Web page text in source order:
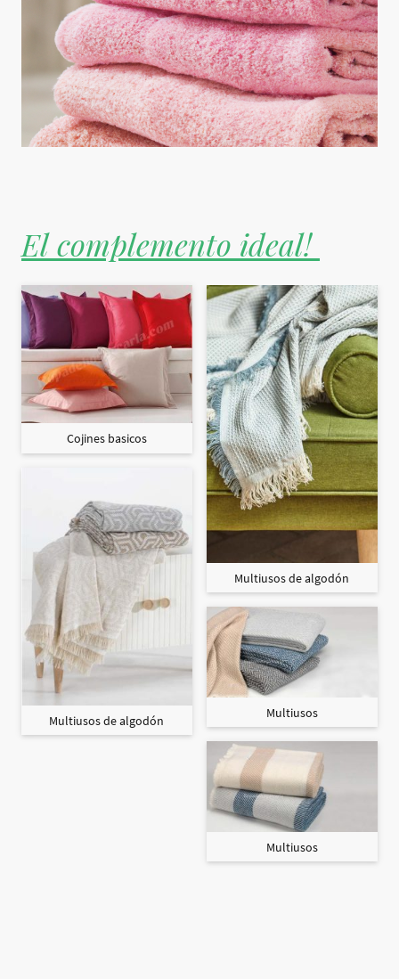
El complemento ideal!
Cojines basicos
Multiusos de algodón
Multiusos de algodón
Multiusos
Multiusos